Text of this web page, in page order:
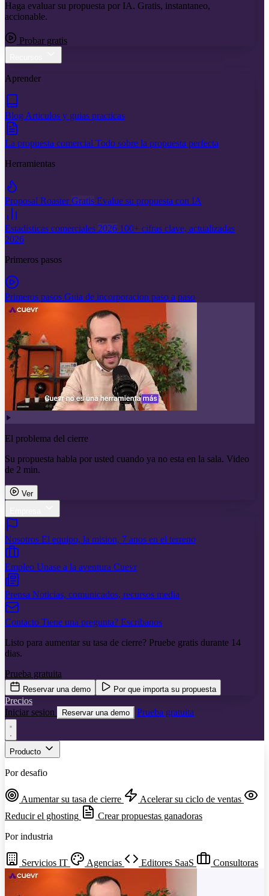
Haga evaluar su propuesta por IA. Gratis, instantaneo,
accionable.
Probar gratis
Aprender
Blog Articulos y guias practicas
La propuesta comercial Todo sobre la propuesta perfecta
Herramientas
Proposal RoasterGratis Evalue su propuesta con IA
Estadisticas comerciales 2026 100+ cifras clave, actualizadas
2026
Primeros pasos
Primeros pasos Guia de incorporacion paso a paso
El problema del cierre
Su propuesta habla por usted cuando ya no esta en la sala. Video
de 2 min.
Ver
Nosotros El equipo, la mision, 7 anos en el terreno
Empleo Unase a la aventura Cuevr
Prensa Noticias, comunicados, recursos media
Contacto Tiene una pregunta? Escribanos
Listo para aumentar su tasa de cierre? Pruebe gratis durante 14
dias.
Prueba gratuita
Reservar una demo Por que importa su propuesta
Precios
Iniciar sesion
Reservar una demo Prueba gratuita
Producto
Por desafio
Aumentar su tasa de cierre
Acelerar su ciclo de ventas
Reducir el ghosting
Crear propuestas ganadoras
Por industria
Servicios IT Agencias Editores SaaS Consultoras